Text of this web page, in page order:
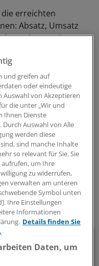
erreichten
Absatz, Umsatz
ausbauen. Trotz
Prozent. Analysten
Der seit Mitte
aber intakt.
Kurs-Gewinn-
bewertet. Anleger
54,50 Euro.
0
Wissenswertes und
und greifen auf
oder eindeutige
Auswahl von Akzeptieren
die unter „Wir und
Ihnen Dienste
Auswahl von Alle
werden diese
sind manche Inhalte
so relevant für Sie. Sie
um Ihre
zu widerrufen,
verwalten am unteren
Symbol unten
Ihre Einstellungen
Informationen
Details finden Sie
Daten, um